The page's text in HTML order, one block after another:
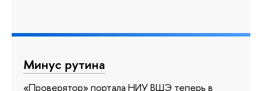
Минус рутина
«Проверятор» портала НИУ ВШЭ теперь в